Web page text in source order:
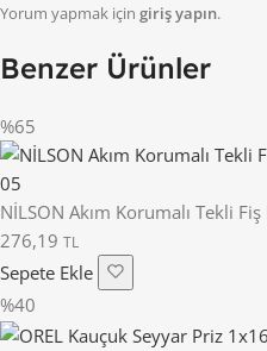
Yorum yapmak için giriş yapın.
Benzer Ürünler
%65
NİLSON Akım Korumalı Tekli
276,19 TL
Sepete Ekle
%40